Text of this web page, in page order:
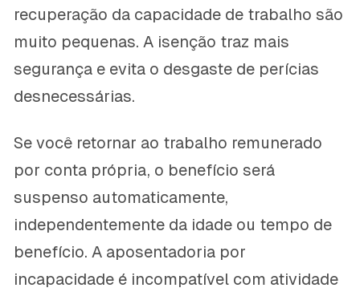
recuperação da capacidade de trabalho são
muito pequenas. A isenção traz mais
segurança e evita o desgaste de perícias
desnecessárias.
Se você retornar ao trabalho remunerado
por conta própria, o benefício será
suspenso automaticamente,
independentemente da idade ou tempo de
benefício. A aposentadoria por
incapacidade é incompatível com atividade